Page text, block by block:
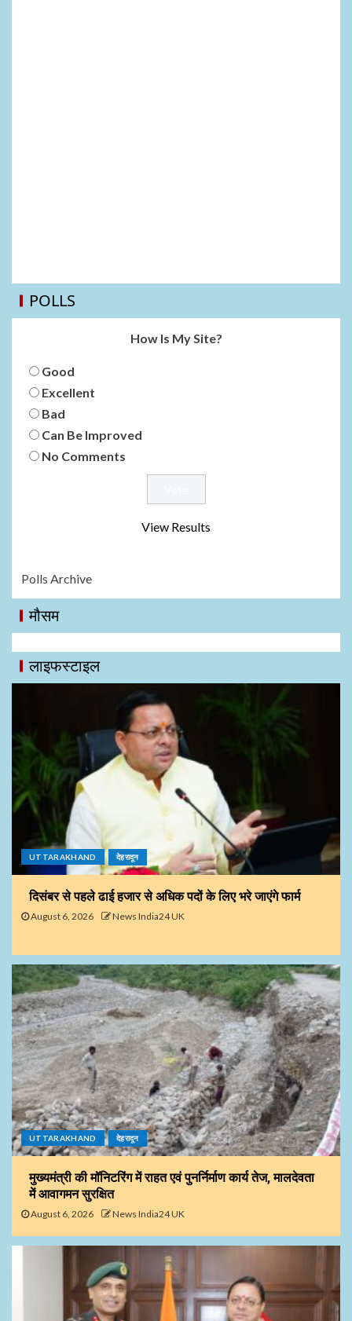
POLLS
How Is My Site?
Good
Excellent
Bad
Can Be Improved
No Comments
View Results
Polls Archive
मौसम
लाइफस्टाइल
UTTARAKHAND देहरादून
दिसंबर से पहले ढाई हजार से अधिक पदों के लिए भरे जाएंगे फार्म
August 6, 2026 News India24 UK
UTTARAKHAND देहरादून
मुख्यमंत्री की मॉनिटरिंग में राहत एवं पुनर्निर्माण कार्य तेज, मालदेवता
में आवागमन सुरक्षित
August 6, 2026 News India24 UK